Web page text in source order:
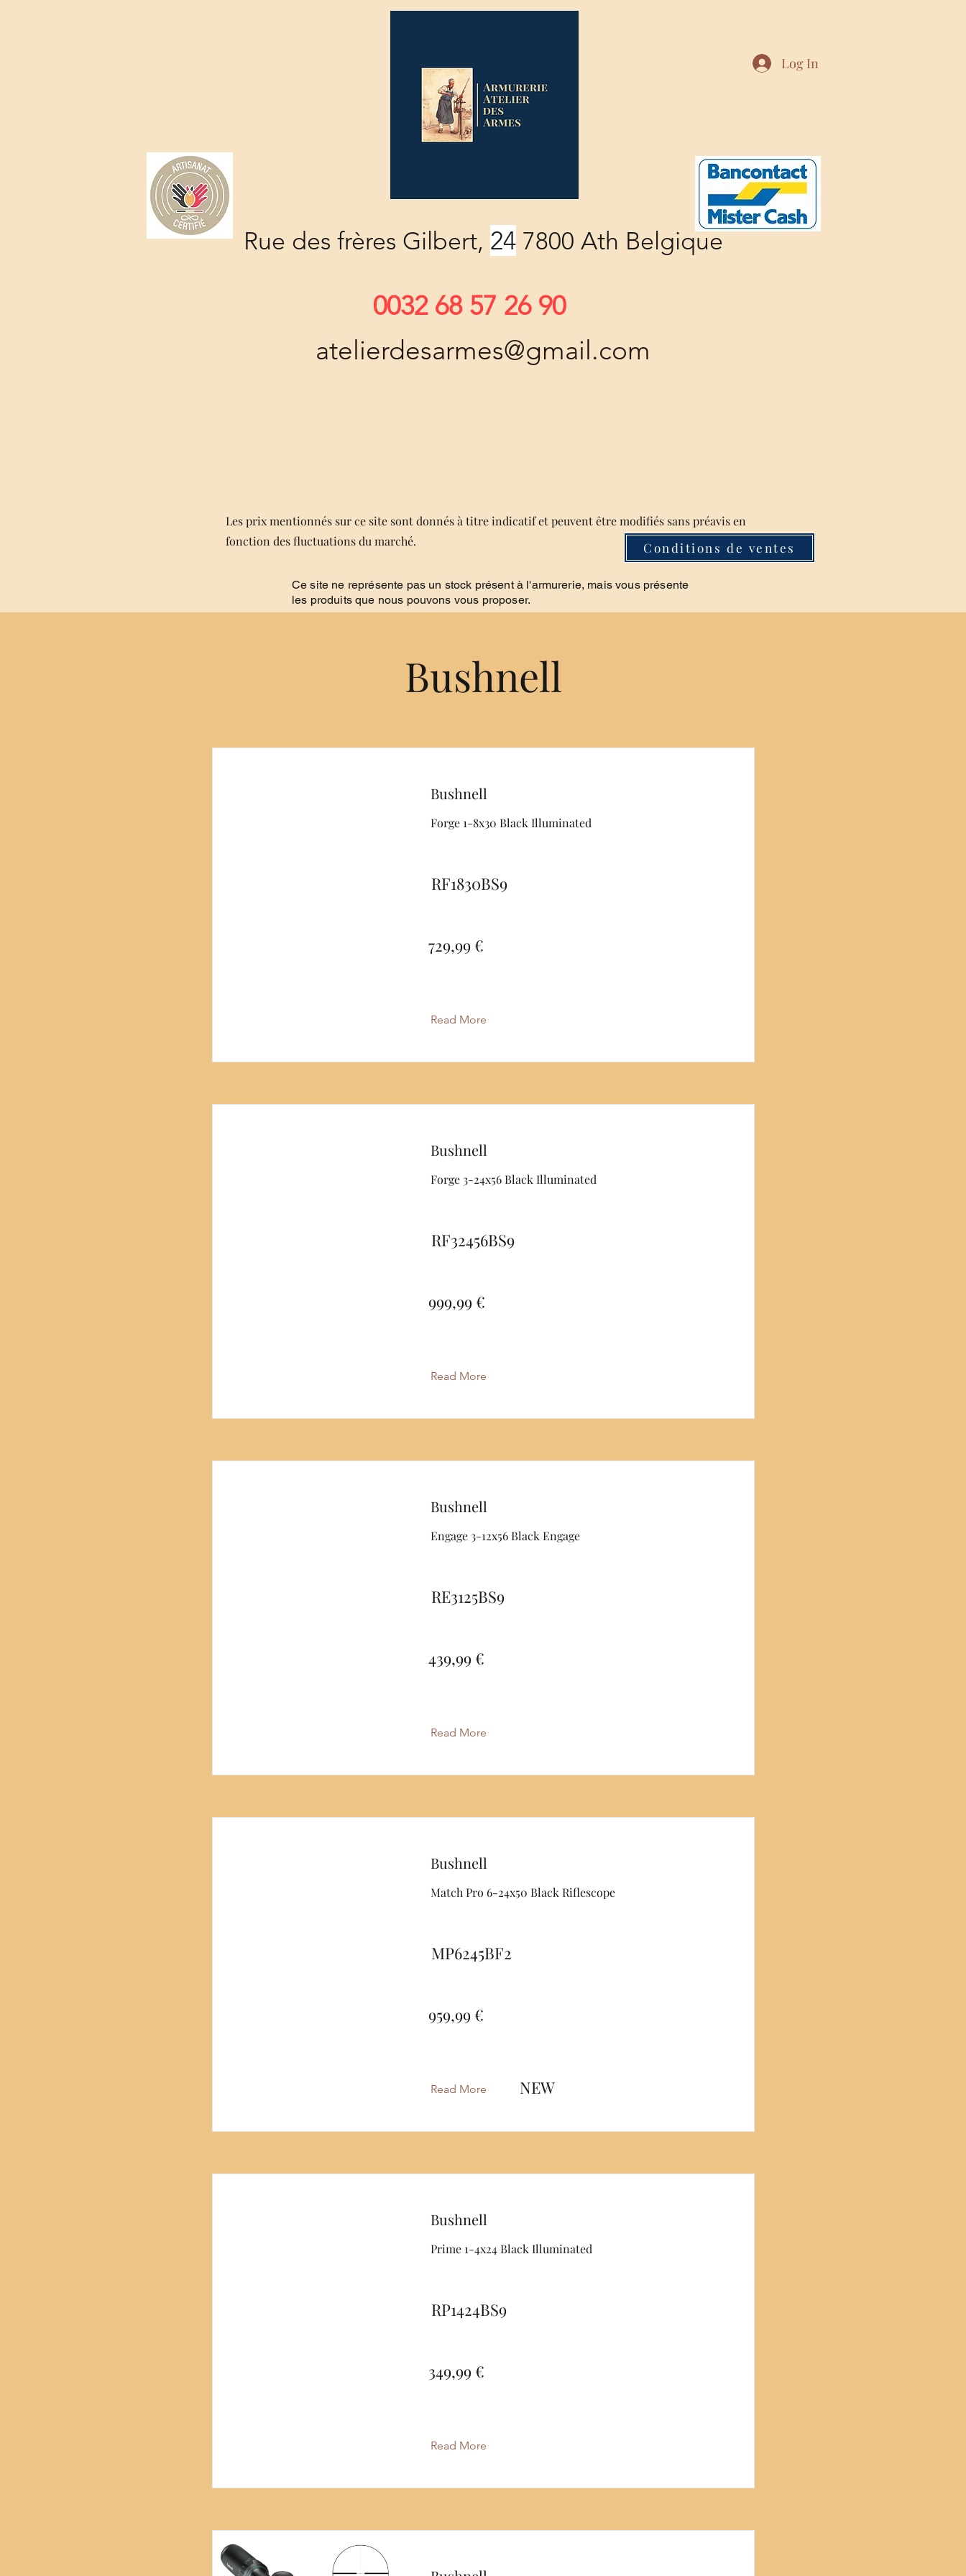
0032 68 57 26 90
atelierdesarmes@gmail.com
Log In
Rue des frères Gilbert, 247800 Ath Belgique
Les prix mentionnés sur ce site sont donnés à titre indicatif et peuvent être modifiés sans préavis en
fonction des fluctuations du marché.
Conditions de ventes
Ce site ne représente pas un stock présent à l'armurerie, mais vous présente
les produits que nous pouvons vous proposer.
Bushnell
Bushnell
Forge 1-8x30 Black Illuminated
RF1830BS9
729,99 €
Read More
Bushnell
Forge 3-24x56 Black Illuminated
RF32456BS9
999,99 €
Read More
Bushnell
Engage 3-12x56 Black Engage
RE3125BS9
439,99 €
Read More
Bushnell
Match Pro 6-24x50 Black Riflescope
MP6245BF2
959,99 €
Read More NEW
Bushnell
Prime 1-4x24 Black Illuminated
RP1424BS9
349,99 €
Read More